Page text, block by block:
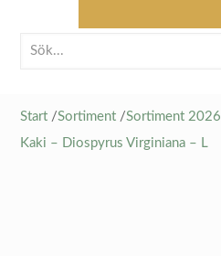
Start /Sortiment /Sortiment 2026
Kaki – Diospyrus Virginiana – L